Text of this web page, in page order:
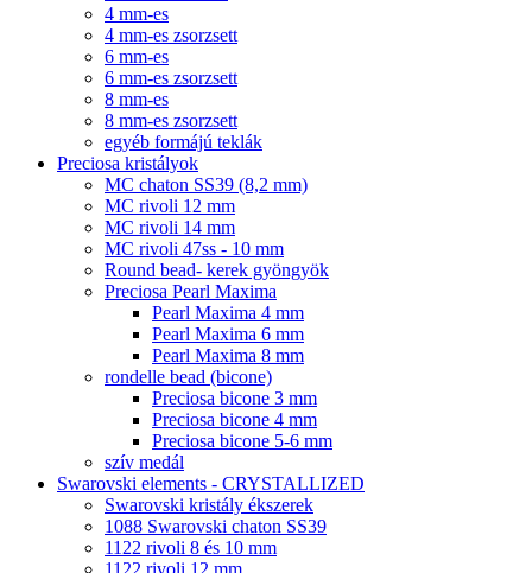
4 mm-es
4 mm-es zsorzsett
6 mm-es
6 mm-es zsorzsett
8 mm-es
8 mm-es zsorzsett
egyéb formájú teklák
Preciosa kristályok
MC chaton SS39 (8,2 mm)
MC rivoli 12 mm
MC rivoli 14 mm
MC rivoli 47ss - 10 mm
Round bead- kerek gyöngyök
Preciosa Pearl Maxima
Pearl Maxima 4 mm
Pearl Maxima 6 mm
Pearl Maxima 8 mm
rondelle bead (bicone)
Preciosa bicone 3 mm
Preciosa bicone 4 mm
Preciosa bicone 5-6 mm
szív medál
Swarovski elements - CRYSTALLIZED
Swarovski kristály ékszerek
1088 Swarovski chaton SS39
1122 rivoli 8 és 10 mm